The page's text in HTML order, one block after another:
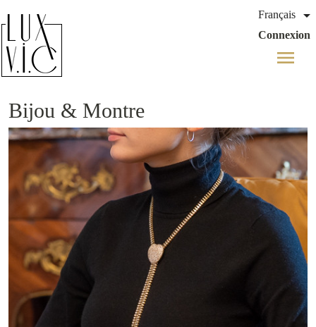
Français 
Connexion
menu
Bijou & Montre